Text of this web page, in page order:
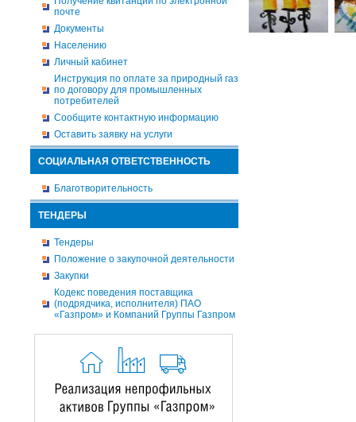
почте
Документы
Населению
Личный кабинет
Инструкция по оплате за природный газ
по договору для промышленных
потребителей
Сообщите контактную информацию
Оставить заявку на услуги
СОЦИАЛЬНАЯ ОТВЕТСТВЕННОСТЬ
Благотворительность
ТЕНДЕРЫ
Тендеры
Положение о закупочной деятельности
Закупки
Кодекс поведения поставщика
(подрядчика, исполнителя) ПАО
«Газпром» и Компаний Группы Газпром